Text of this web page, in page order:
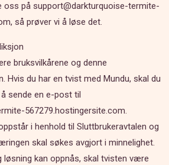
oss på support@darkturquoise-termite-
så prøver vi å løse det.
bruksvilkårene og denne
Hvis du har en tvist med Mundu, skal du
sende en e-post til
567279.hostingersite.com.
i henhold til Sluttbrukeravtalen og
skal søkes avgjort i minnelighet.
løsning kan oppnås, skal tvisten være